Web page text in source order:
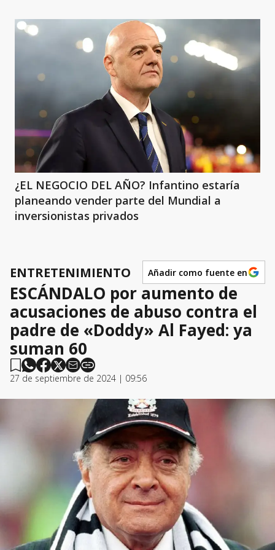
¿EL NEGOCIO DEL AÑO? Infantino estaría
planeando vender parte del Mundial a
inversionistas privados
ENTRETENIMIENTO Añadir como fuente en
ESCÁNDALO por aumento de
acusaciones de abuso contra el
padre de «Doddy» Al Fayed: ya
suman 60
27 de septiembre de 2024 | 09:56